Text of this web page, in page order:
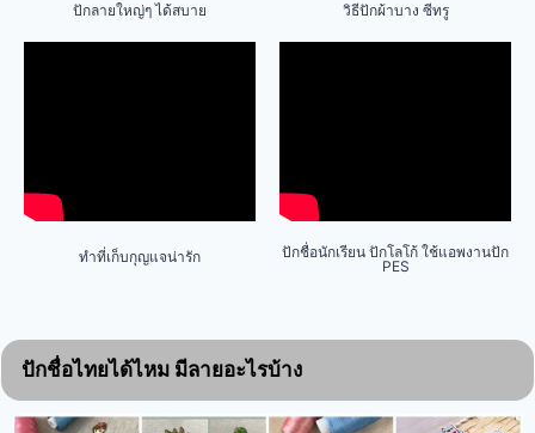
ปักลายใหญ่ๆ ได้สบาย วิธีปักผ้าบาง ซีทรู
ทำที่เก็บกุญแจน่ารัก
ปักชื่อนักเรียน ปักโลโก้ ใช้แอพงานปัก
PES
ปักชื่อไทยได้ไหม มีลายอะไรบ้าง